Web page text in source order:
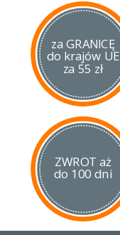
za GRANICĘ
do krajów UE
za 55 zł
ZWROT aż
do 100 dni